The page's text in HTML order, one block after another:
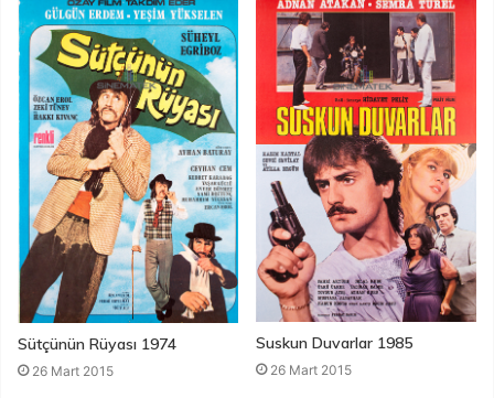
Sütçünün Rüyası 1974
26 Mart 2015
Suskun Duvarlar 1985
26 Mart 2015